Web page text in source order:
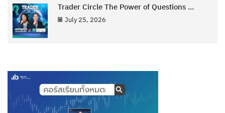
Trader Circle The Power of Questions ...
July 25, 2026